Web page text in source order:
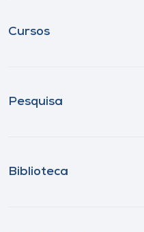
Cursos
Pesquisa
Biblioteca